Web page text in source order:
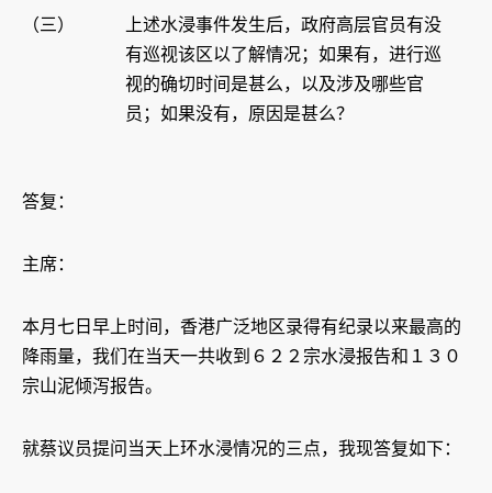
（三）
上述水浸事件发生后，政府高层官员有没
有巡视该区以了解情况；如果有，进行巡
视的确切时间是甚么，以及涉及哪些官
员；如果没有，原因是甚么？
答复：
主席：
本月七日早上时间，香港广泛地区录得有纪录以来最高的
降雨量，我们在当天一共收到６２２宗水浸报告和１３０
宗山泥倾泻报告。
就蔡议员提问当天上环水浸情况的三点，我现答复如下：